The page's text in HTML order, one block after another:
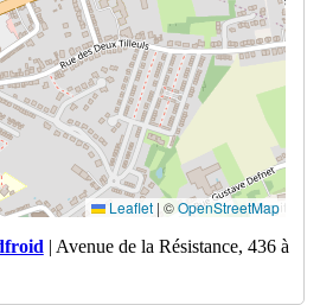
Leaflet | ©OpenStreetMap
| Avenue de la Résistance, 436 à